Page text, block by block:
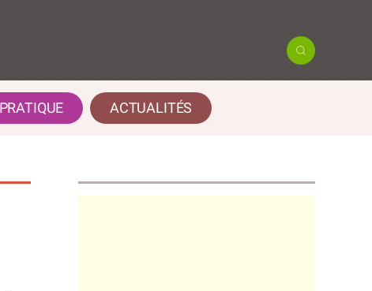
PRATIQUE ACTUALITÉS